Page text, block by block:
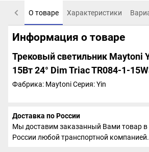
О товаре Характеристики
Информация о товаре
Трековый светильник Maytoni
15Вт 24° Dim Triac TR084-1-
Фабрика: MaytoniСерия: Yin
Доставка по России
Мы доставим заказанный Вами товар
России любой транспортной компанией.